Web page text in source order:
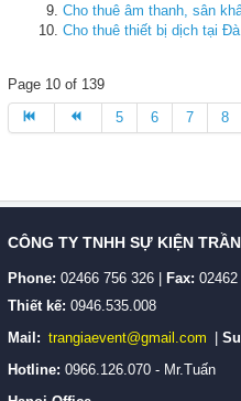
Cho thuê âm thanh, sân
Cho thuê thiết bị dịch tại
Page 10 of 139
5
6 7 8
CÔNG TY TNHH SỰ KIỆN
Phone: 02466 756 326 | Fax:
Thiết kế: 0946.535.008
Mail: trangiaevent@gmail.com |
Hotline: 0966.126.070 - Mr.Tuấn